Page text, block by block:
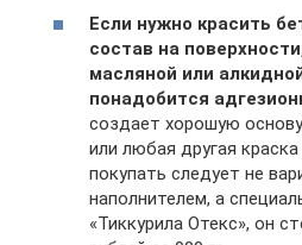
Если нужно красить
состав на
масляной или
понадобится
создает хорошую
или любая другая
покупать следует не
наполнителем, а
«Тиккурила Отекс», он